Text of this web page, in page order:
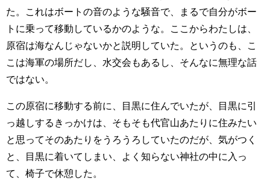
た。これはボートの音のような騒音で、まるで自分がボー
トに乗って移動しているかのような。ここからわたしは、
原宿は海なんじゃないかと説明していた。というのも、こ
こは海軍の場所だし、水交会もあるし、そんなに無理な話
ではない。
この原宿に移動する前に、目黒に住んでいたが、目黒に引
っ越しするきっかけは、そもそも代官山あたりに住みたい
と思ってそのあたりをうろうろしていたのだが、気がつく
と、目黒に着いてしまい、よく知らない神社の中に入っ
て、椅子で休憩した。